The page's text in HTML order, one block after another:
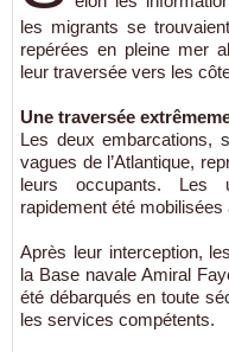
les migrants se
repérées en pleine mer
leur traversée vers les
Une traversée
Les deux embarcations,
vagues de l’Atlantique,
leurs occupants. Les
rapidement été mobilisées
Après leur interception,
la Base navale Amiral
été débarqués en toute
les services compétents.